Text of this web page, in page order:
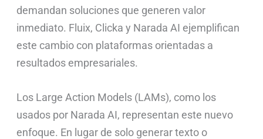
demandan soluciones que generen valor
inmediato. Fluix, Clicka y Narada AI ejemplifican
este cambio con plataformas orientadas a
resultados empresariales.
Los Large Action Models (LAMs), como los
usados por Narada AI, representan este nuevo
enfoque. En lugar de solo generar texto o